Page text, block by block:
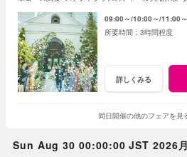
09:00～ 10:00～ 11:00～
3時間程度
詳しくみる
同日開催の他のフェアを見
Sun Aug 30 00:00:00 JST 2026月